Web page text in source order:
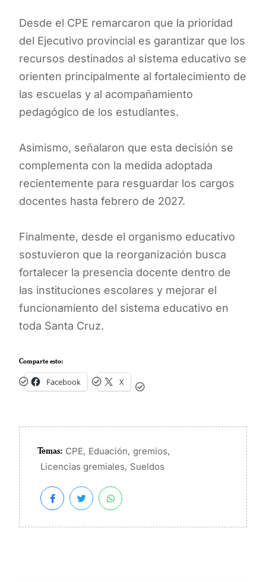
Desde el CPE remarcaron que la prioridad
del Ejecutivo provincial es garantizar que los
recursos destinados al sistema educativo se
orienten principalmente al fortalecimiento de
las escuelas y al acompañamiento
pedagógico de los estudiantes.
Asimismo, señalaron que esta decisión se
complementa con la medida adoptada
recientemente para resguardar los cargos
docentes hasta febrero de 2027.
Finalmente, desde el organismo educativo
sostuvieron que la reorganización busca
fortalecer la presencia docente dentro de
las instituciones escolares y mejorar el
funcionamiento del sistema educativo en
toda Santa Cruz.
Comparte esto:
Facebook X
Temas: CPE, Eduación, gremios,
Licencias gremiales, Sueldos